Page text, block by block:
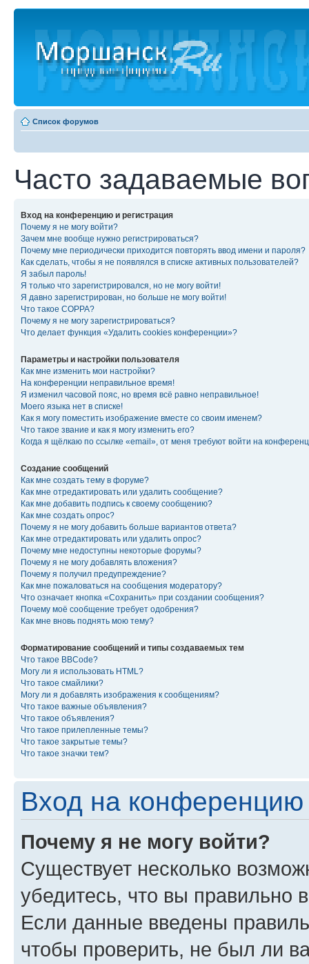
Список форумов
Часто задаваемые
Вход на конференцию и регистрация
Почему я не могу войти?
Зачем мне вообще нужно регистрироваться?
Почему мне периодически приходится повторять ввод имени и пароля?
Как сделать, чтобы я не появлялся в списке активных пользователей?
Я забыл пароль!
Я только что зарегистрировался, но не могу войти!
Я давно зарегистрирован, но больше не могу войти!
Что такое COPPA?
Почему я не могу зарегистрироваться?
Что делает функция «Удалить cookies конференции»?
Параметры и настройки пользователя
Как мне изменить мои настройки?
На конференции неправильное время!
Я изменил часовой пояс, но время всё равно неправильное!
Моего языка нет в списке!
Как я могу поместить изображение вместе со своим именем?
Что такое звание и как я могу изменить его?
Когда я щёлкаю по ссылке «email», от меня требуют войти на
Создание сообщений
Как мне создать тему в форуме?
Как мне отредактировать или удалить сообщение?
Как мне добавить подпись к своему сообщению?
Как мне создать опрос?
Почему я не могу добавить больше вариантов ответа?
Как мне отредактировать или удалить опрос?
Почему мне недоступны некоторые форумы?
Почему я не могу добавлять вложения?
Почему я получил предупреждение?
Как мне пожаловаться на сообщения модератору?
Что означает кнопка «Сохранить» при создании сообщения?
Почему моё сообщение требует одобрения?
Как мне вновь поднять мою тему?
Форматирование сообщений и типы создаваемых тем
Что такое BBCode?
Могу ли я использовать HTML?
Что такое смайлики?
Могу ли я добавлять изображения к сообщениям?
Что такое важные объявления?
Что такое объявления?
Что такое прилепленные темы?
Что такое закрытые темы?
Что такое значки тем?
Вход на конференцию
Почему я не могу войти?
Существует несколько
убедитесь, что вы правильно
Если данные введены
чтобы проверить, не был ли